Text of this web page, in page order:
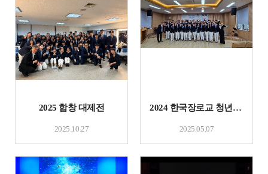
2025 합창 대제전
2025.10.27
2024 한국장로교 청년,청소년 통일비전 샬롬부흥기도회 및 찬양축제
2025.05.07